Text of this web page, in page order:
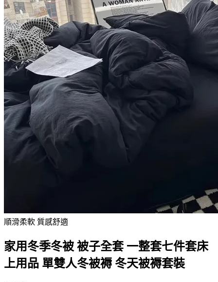
順滑柔軟 質感舒適
家用冬季冬被 被子全套 一整套七件套床
上用品 單雙人冬被褥 冬天被褥套裝